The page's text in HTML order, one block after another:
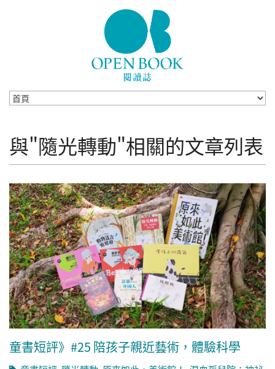
與"隨光轉動"相關的文章列表
童書短評》#25 陪孩子親近藝術，體驗科學